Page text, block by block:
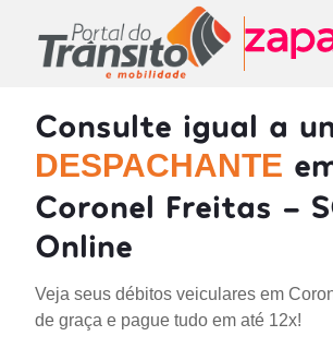
Consulte igual a
DESPACHANTE
Coronel Freitas -
Online
Veja seus débitos veiculares em
de graça e pague tudo em até 12x!